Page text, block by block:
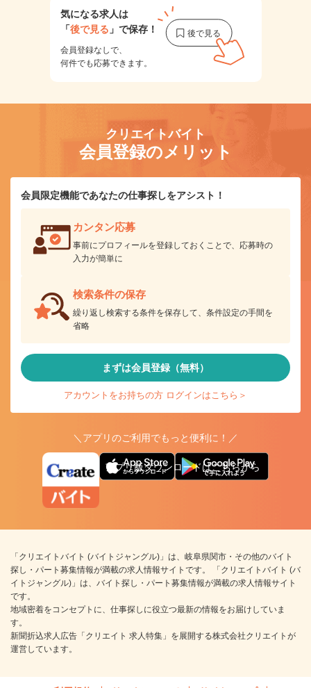
気になる求人は
「後で見る 」で保存！
会員登録なしで、
何件でも応募できます。
クリエイトバイト
会員登録のメリット
会員限定機能であなたの仕事探しをアシスト！
カンタン応募
事前にプロフィールを登録しておくことで、応募時の
入力が簡単に
検索条件の保存
繰り返し検索する条件を保存して、条件設定の手間を
省略
まずは会員登録（無料）
アカウントをお持ちの方 ログインはこちら＞
＼アプリのご利用でもっと便利に！／
アプリ版ダウンロードはこちらから
「クリエイトバイト (バイトジャングル)」は、岐阜県関市・その他のバイト
探し・パート募集情報が満載の求人情報サイトです。 「クリエイトバイト (バ
イトジャングル)」は、バイト探し・パート募集情報が満載の求人情報サイト
です。
地域密着をコンセプトに、仕事探しに役立つ最新の情報をお届けしていま
す。
新聞折込求人広告「クリエイト 求人特集」を展開する株式会社クリエイトが
運営しています。